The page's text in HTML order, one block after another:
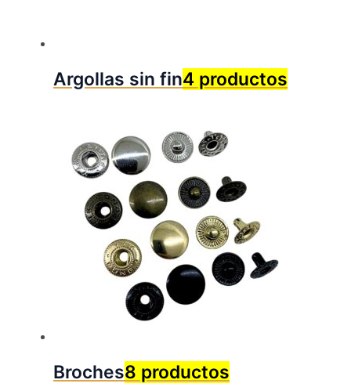
Argollas sin fin4 productos
Broches8 productos